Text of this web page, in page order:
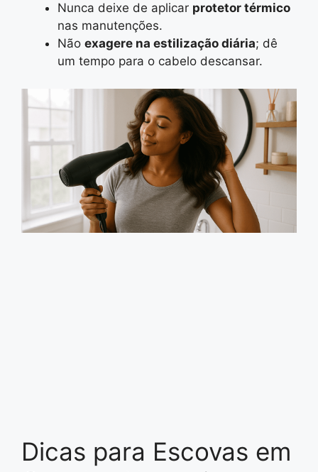
Nunca deixe de aplicar protetor térmico
nas manutenções.
Não exagere na estilização diária; dê
um tempo para o cabelo descansar.
Dicas para Escovas em